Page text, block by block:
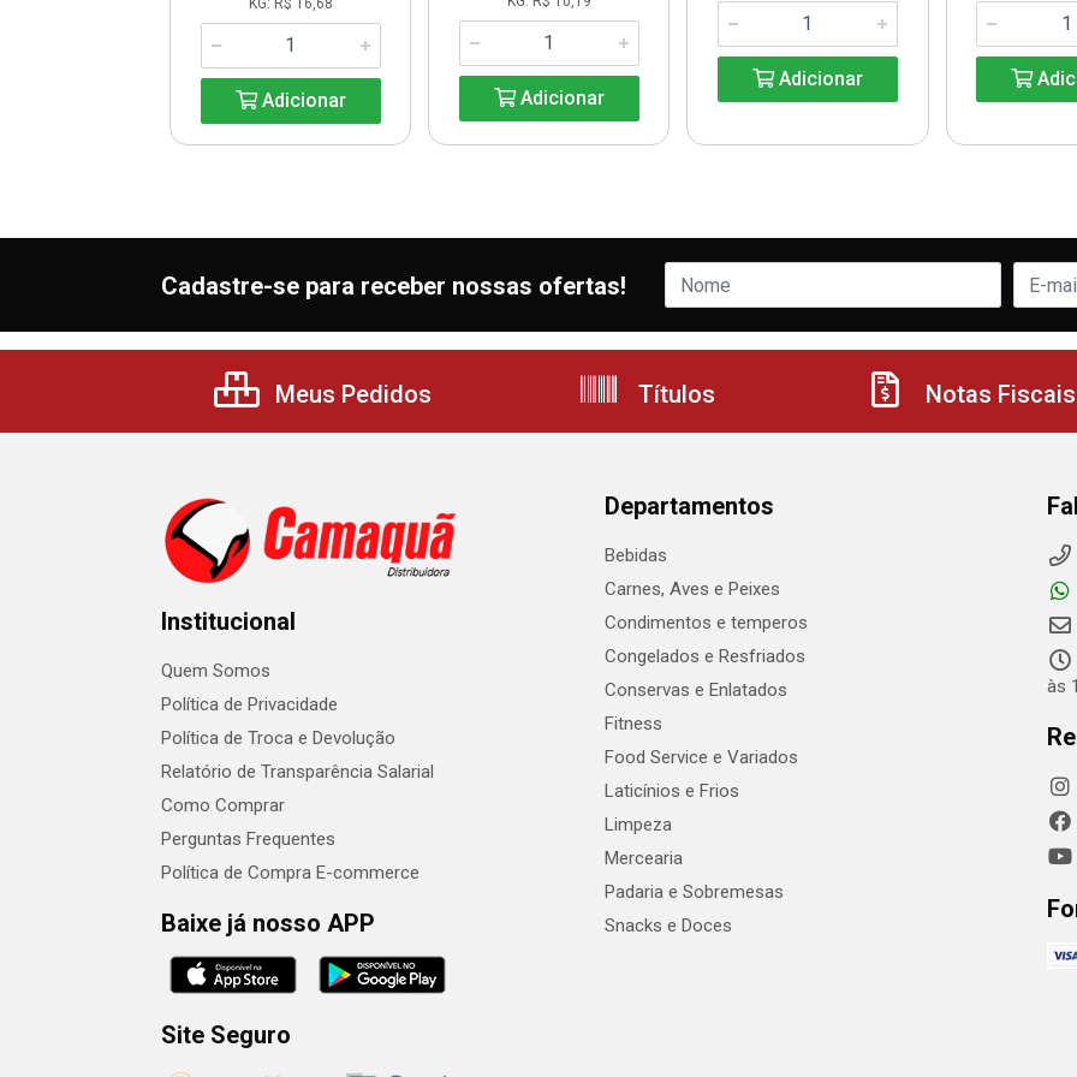
KG: R$ 16,68
Adicionar Adicionar
Adicionar
Cadastre-se para receber nossas ofertas!
Meus Pedidos Títulos Notas Fiscais
Institucional
Quem Somos
Política de Privacidade
Política de Troca e Devolução
Relatório de Transparência Salarial
Como Comprar
Perguntas Frequentes
Política de Compra E-commerce
Baixe já nosso APP
Site Seguro
Departamentos
Bebidas
Carnes, Aves e Peixes
Condimentos e temperos
Congelados e Resfriados
Conservas e Enlatados
Fitness
Food Service e Variados
Laticínios e Frios
Limpeza
Mercearia
Padaria e Sobremesas
Snacks e Doces
às